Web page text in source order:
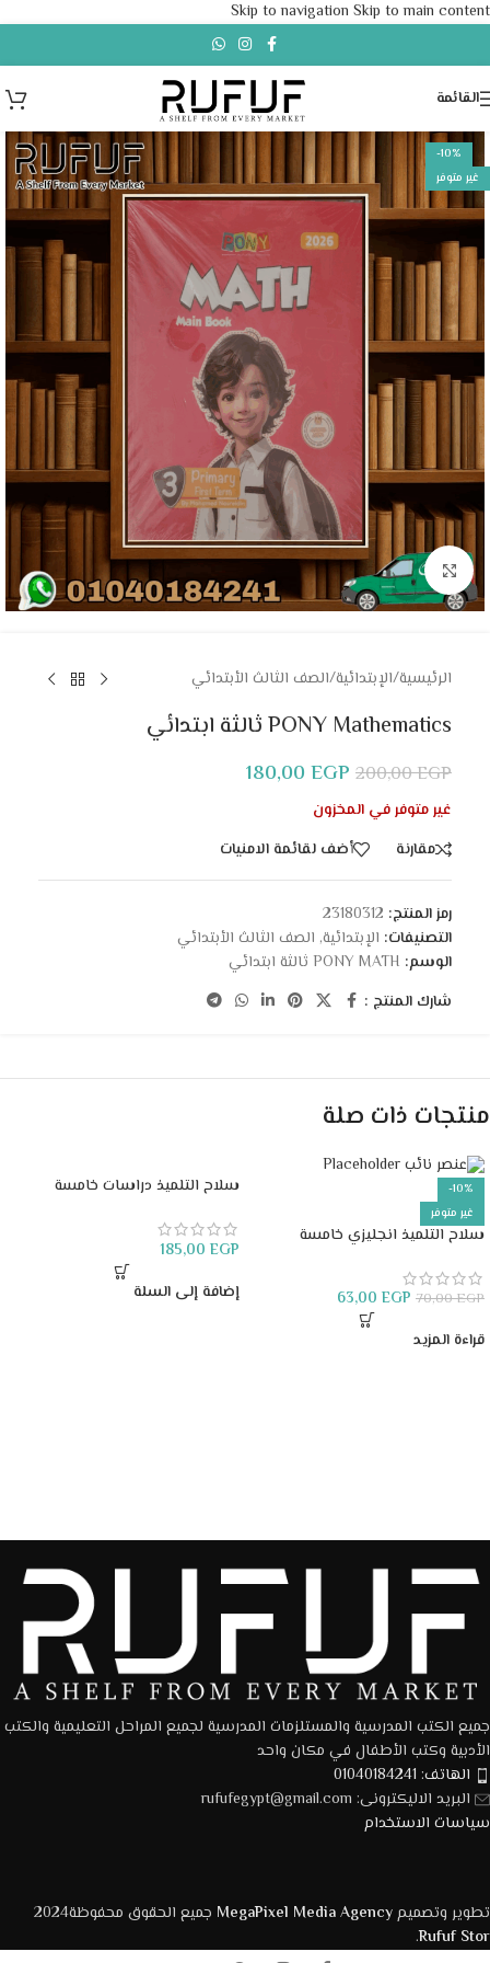
Skip to navigation Skip to main content
القائمة
-10%
غير متوفر
Click to enlarge
الرئيسية/الإبتدائية/الصف الثالث الأبتدائي
PONY Mathematics ثالثة ابتدائي
200,00EGP
180,00 EGP
غير متوفر في المخزون
مقارنة
أضف لقائمة الامنيات
رمز المنتج: 23180312
التصنيفات: الإبتدائية, الصف الثالث الأبتدائي
الوسم: PONY MATH ثالثة ابتدائي
شارك المنتج :
منتجات ذات صلة
-10%
غير متوفر
سلاح التلميذ انجليزي خامسة
70,00EGP
63,00 EGP
قراءة المزيد
سلاح التلميذ دراسات خامسة
185,00 EGP
إضافة إلى السلة
جميع الكتب المدرسية والمستلزمات المدرسية لجميع المراحل التعليمية والكتب
الأدبية وكتب الأطفال في مكان واحد
الهاتف: 01040184241
البريد الاليكترونى: rufufegypt@gmail.com
سياسات الاستخدام
تطوير وتصميمMegaPixel Media Agency جميع الحقوق محفوظة2024
Rufuf Stor
.